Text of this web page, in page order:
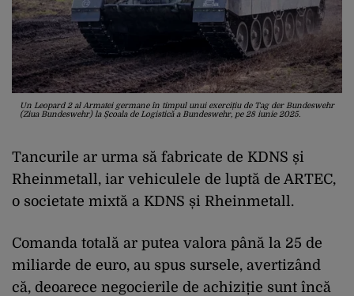
Un Leopard 2 al Armatei germane în timpul unui exercițiu de Tag der Bundeswehr
(Ziua Bundeswehr) la Școala de Logistică a Bundeswehr, pe 28 iunie 2025.
Tancurile ar urma să fabricate de KDNS și
Rheinmetall, iar vehiculele de luptă de ARTEC,
o societate mixtă a KDNS și Rheinmetall.
Comanda totală ar putea valora până la 25 de
miliarde de euro, au spus sursele, avertizând
că, deoarece negocierile de achiziție sunt încă